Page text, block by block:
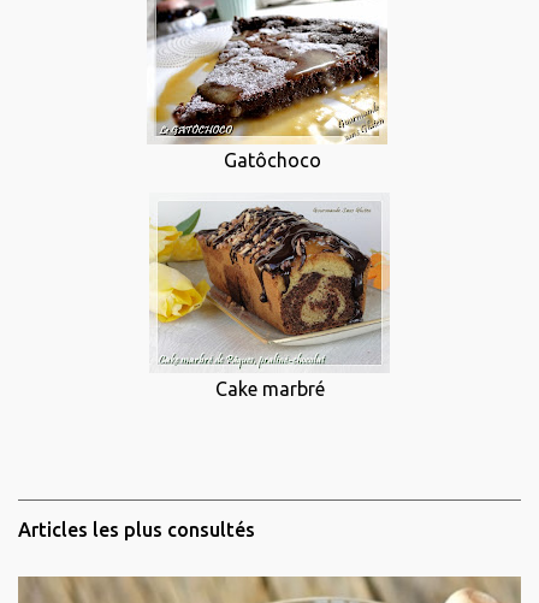
Gatôchoco
Cake marbré
Articles les plus consultés